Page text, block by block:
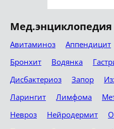
Мед.энциклопедия
Авитаминоз Аппендицит
Бронхит
Водянка
Дисбактериоз
Запор
Ларингит
Лимфома
Невроз
Нейродермит